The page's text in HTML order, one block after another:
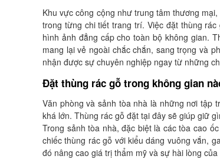
Khu vực công cộng như trung tâm thương
trong từng chi tiết trang trí. Việc đặt thùng
hình ảnh đẳng cấp cho toàn bộ không gian.
mang lại vẻ ngoài chắc chắn, sang trọng và
nhận được sự chuyên nghiệp ngay từ những
Đặt thùng rác gỗ trong không gian
Văn phòng và sảnh tòa nhà là những nơi tập
khá lớn. Thùng rác gỗ đặt tại đây sẽ giúp giữ
Trong sảnh tòa nhà, đặc biệt là các tòa cao
chiếc thùng rác gỗ với kiểu dáng vuông vắn,
đó nâng cao giá trị thẩm mỹ và sự hài lòng